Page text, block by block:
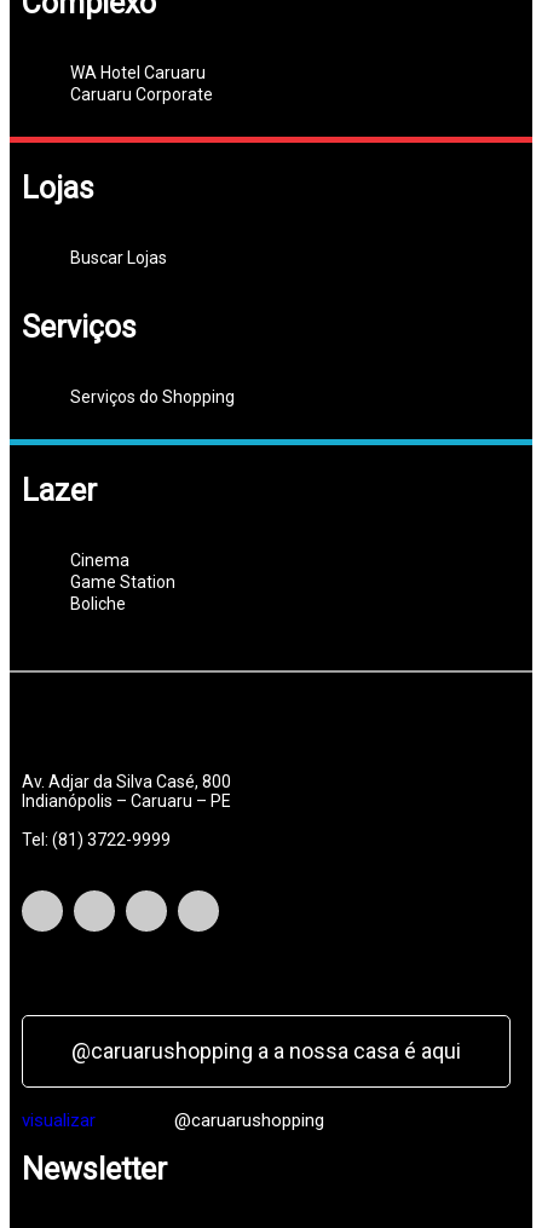
WA Hotel Caruaru
Caruaru Corporate
Lojas
Buscar Lojas
Serviços
Serviços do Shopping
Lazer
Cinema
Game Station
Boliche
Av. Adjar da Silva Casé, 800
Indianópolis – Caruaru – PE
Tel: (81) 3722-9999
@caruarushopping a a nossa casa é aqui
visualizar @caruarushopping
Newsletter